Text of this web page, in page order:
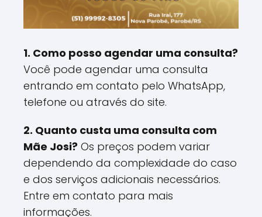
1. Como posso agendar uma consulta?
Você pode agendar uma consulta
entrando em contato pelo WhatsApp,
telefone ou através do site.
2. Quanto custa uma consulta com
Mãe Josi? Os preços podem variar
dependendo da complexidade do caso
e dos serviços adicionais necessários.
Entre em contato para mais
informações.